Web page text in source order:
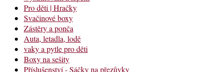
Pro děti | Hračky
Svačinové boxy
Zástěry a ponča
Auta, letadla, lodě
vaky a pytle pro děti
Boxy na sešity
Příslušenství - Sáčky na přezůvky